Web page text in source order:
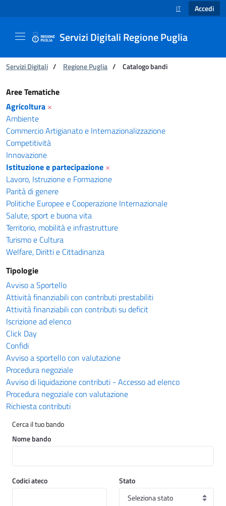
SELEZIONE
IT Accedi
Servizi Digitali Regione Puglia
Ti trovi in:
Servizi Digitali / Regione Puglia / Catalogo bandi
Catalogo bandi - Servizi Digitali Regione
Aree Tematiche
Agricoltura ×
Ambiente
Commercio Artigianato e Internazionalizzazione
Competitività
Innovazione
Istituzione e partecipazione ×
Lavoro, Istruzione e Formazione
Parità di genere
Politiche Europee e Cooperazione Internazionale
Salute, sport e buona vita
Territorio, mobilità e infrastrutture
Turismo e Cultura
Welfare, Diritti e Cittadinanza
Tipologie
Avviso a Sportello
Attività finanziabili con contributi prestabiliti
Attività finanziabili con contributi su deficit
Iscrizione ad elenco
Click Day
Confidi
Avviso a sportello con valutazione
Procedura negoziale
Avviso di liquidazione contributi - Accesso ad elenco
Procedura negoziale con valutazione
Richiesta contributi
Cerca il tuo bando
Nome bando
Codici ateco Stato